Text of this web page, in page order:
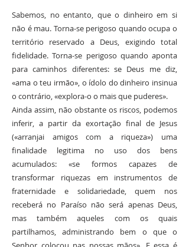
Sabemos, no entanto, que o dinheiro em si
não é mau. Torna-se perigoso quando ocupa o
território reservado a Deus, exigindo total
fidelidade. Torna-se perigoso quando aponta
para caminhos diferentes: se Deus me diz,
«ama o teu irmão», o ídolo do dinheiro insinua
o contrário, «explora-o o mais que puderes».
Ainda assim, não obstante os riscos, podemos
inferir, a partir da exortação final de Jesus
(«arranjai amigos com a riqueza») uma
finalidade legitima no uso dos bens
acumulados: «se formos capazes de
transformar riquezas em instrumentos de
fraternidade e solidariedade, quem nos
receberá no Paraíso não será apenas Deus,
mas também aqueles com os quais
partilhamos, administrando bem o que o